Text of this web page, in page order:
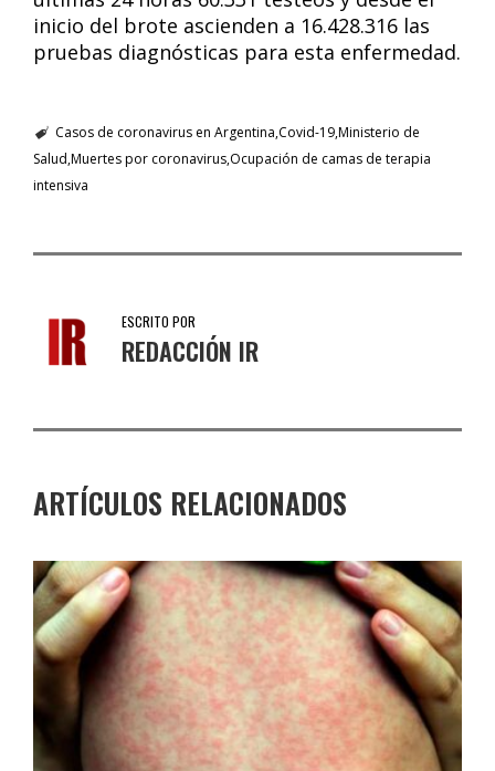
inicio del brote ascienden a 16.428.316 las
pruebas diagnósticas para esta enfermedad.
Casos de coronavirus en Argentina Covid-19Ministerio de
Salud Muertes por coronavirus Ocupación de camas de terapia
intensiva
ESCRITO POR
REDACCIÓN IR
ARTÍCULOS RELACIONADOS